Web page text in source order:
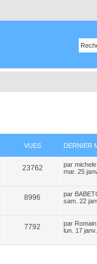
VUES DERNIER
23762 par michele
mar. 25
8996 par
sam. 22
7792 par Romain
lun. 17